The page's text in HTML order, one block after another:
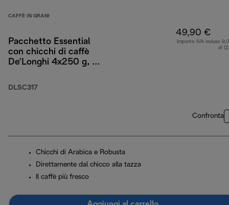
CAFFÈ IN GRANI
Pacchetto Essential
con chicchi di caffè
De’Longhi 4x250 g, 2
cappuccino e filtro per
DLSC317
49,90 €
Importo IVA incluso
di
Confronta
Chicchi di Arabica e Robusta
Direttamente dal chicco alla tazza
Il caffè più fresco